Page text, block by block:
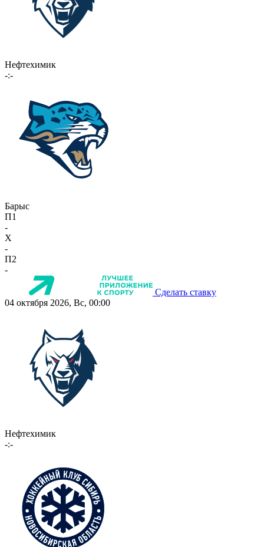
Нефтехимик
-:-
Барыс
П1
-
X
-
П2
-
Сделать ставку
04 октября 2026, Вс, 00:00
Нефтехимик
-:-